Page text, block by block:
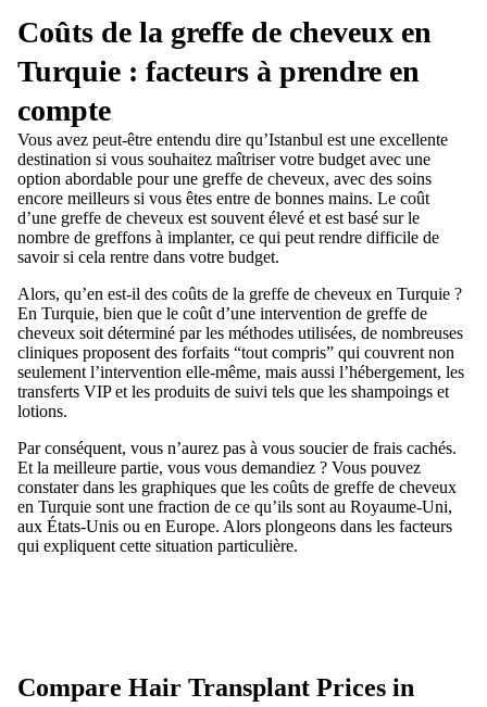
Coûts de la greffe de cheveux en
Turquie : facteurs à prendre en
compte
Vous avez peut-être entendu dire qu’Istanbul est une excellente
destination si vous souhaitez maîtriser votre budget avec une
option abordable pour une greffe de cheveux, avec des soins
encore meilleurs si vous êtes entre de bonnes mains. Le coût
d’une greffe de cheveux est souvent élevé et est basé sur le
nombre de greffons à implanter, ce qui peut rendre difficile de
savoir si cela rentre dans votre budget.
Alors, qu’en est-il des coûts de la greffe de cheveux en Turquie ?
En Turquie, bien que le coût d’une intervention de greffe de
cheveux soit déterminé par les méthodes utilisées, de nombreuses
cliniques proposent des forfaits “tout compris” qui couvrent non
seulement l’intervention elle-même, mais aussi l’hébergement, les
transferts VIP et les produits de suivi tels que les shampoings et
lotions.
Par conséquent, vous n’aurez pas à vous soucier de frais cachés.
Et la meilleure partie, vous vous demandiez ? Vous pouvez
constater dans les graphiques que les coûts de greffe de cheveux
en Turquie sont une fraction de ce qu’ils sont au Royaume-Uni,
aux États-Unis ou en Europe. Alors plongeons dans les facteurs
qui expliquent cette situation particulière.
Compare Hair Transplant Prices in